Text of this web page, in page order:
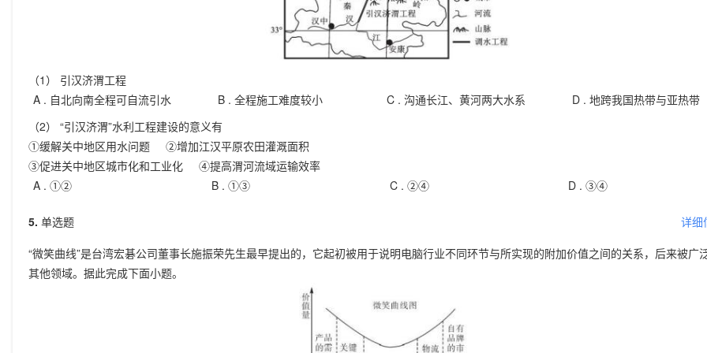
（1） 引汉济渭工程
A . 自北向南全程可自流引水 B . 全程施工难度较小 C . 沟通长江、黄河两大水系 D . 地跨我国热带与亚热带
（2） “引汉济渭”水利工程建设的意义有
①缓解关中地区用水问题 ②增加江汉平原农田灌溉面积
③促进关中地区城市化和工业化 ④提高渭河流域运输效率
A . ①② B . ①③ C . ②④ D . ③④
5. 单选题
详细
“微笑曲线”是台湾宏碁公司董事长施振荣先生最早提出的，它起初被用于说明电脑行业不同环节与所实现的附加价值之间的关系，后来被广
其他领域。据此完成下面小题。